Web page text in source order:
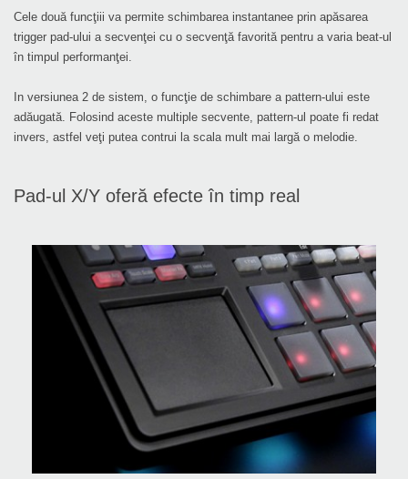
Cele două funcţiii va permite schimbarea instantanee prin apăsarea
trigger pad-ului a secvenţei cu o secvenţă favorită pentru a varia beat-ul
în timpul performanţei.
In versiunea 2 de sistem, o funcţie de schimbare a pattern-ului este
adăugată. Folosind aceste multiple secvente, pattern-ul poate fi redat
invers, astfel veţi putea contrui la scala mult mai largă o melodie.
Pad-ul X/Y oferă efecte în timp real